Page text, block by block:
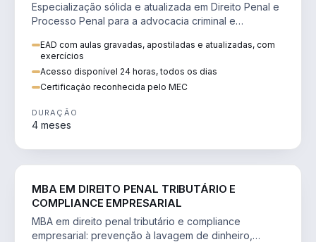
Especialização sólida e atualizada em Direito Penal e
Processo Penal para a advocacia criminal e
EAD com aulas gravadas, apostiladas e atualizadas, com
exercícios
Acesso disponível 24 horas, todos os dias
Certificação reconhecida pelo MEC
DURAÇÃO
4 meses
MBA EM DIREITO PENAL TRIBUTÁRIO E
COMPLIANCE EMPRESARIAL
MBA em direito penal tributário e compliance
empresarial: prevenção à lavagem de dinheiro,